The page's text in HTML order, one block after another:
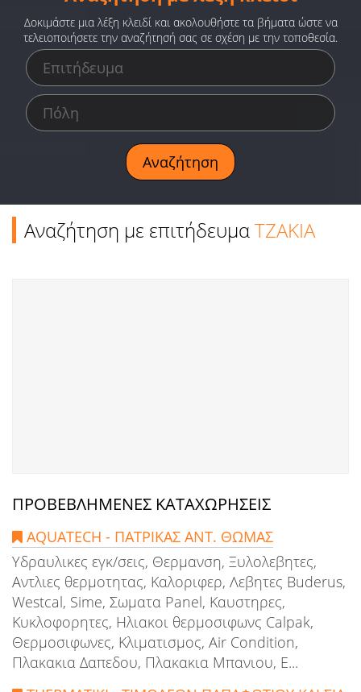
Ειδήσεις
Παιχνίδια
Ραδιόφωνο
Ταινίες
Δοκιμάστε μια λέξη κλειδί και ακολουθήστε τα βήματα ώστε να
τελειοποιήσετε την αναζήτησή σας σε σχέση με την τοποθεσία.
Αναζήτηση με επιτήδευμαΤΖΑΚΙΑ
ΠΡΟΒΕΒΛΗΜΕΝΕΣ ΚΑΤΑΧΩΡΗΣΕΙΣ
AQUATECH - ΠΑΤΡΙΚΑΣ ΑΝΤ. ΘΩΜΑΣ
Υδραυλικες εγκ/σεις, Θερμανση, Ξυλολεβητες,
Αντλιες θερμοτητας, Καλοριφερ, Λεβητες Buderus,
Westcal, Sime, Σωματα Panel, Καυστηρες,
Κυκλοφορητες, Ηλιακoι θερμοσιφωνς Calpak,
Θερμοσιφωνες, Κλιματισμος, Air Condition,
Πλακακια Δαπεδου, Πλακακια Μπανιου, Ε...